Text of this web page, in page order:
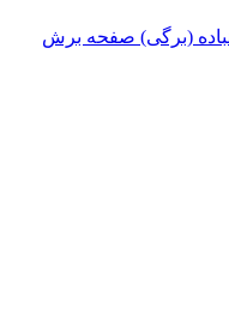
(برگی) صفحه برش‌